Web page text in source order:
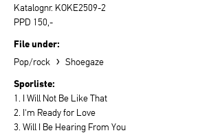
Katalognr. KOKE2509-2
PPD 150,-
File under:
Pop/rock › Shoegaze
Sporliste:
1. I Will Not Be Like That
2. I'm Ready for Love
3. Will I Be Hearing From You